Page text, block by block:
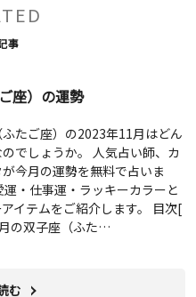
事
座）の運勢
たご座）の2023年11月はどん
でしょうか。 人気占い師、カ
今月の運勢を無料で占いま
運・仕事運・ラッキーカラーと
イテムをご紹介します。 目次[
の双子座（ふた…
む